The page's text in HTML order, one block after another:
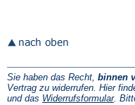
Sie haben das Recht, binnen
Vertrag zu widerrufen. Hier
und das Widerrufsformular.